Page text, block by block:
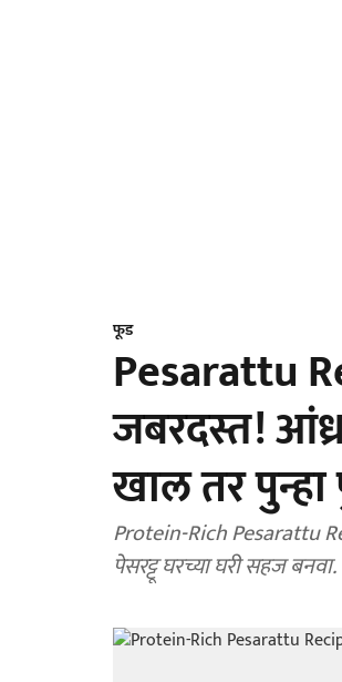
फूड
Pesarattu
जबरदस्त! आंध्र
खाल तर पुन्हा
Protein-Rich Pesarattu
पेसरट्टू घरच्या घरी सहज बनवा.